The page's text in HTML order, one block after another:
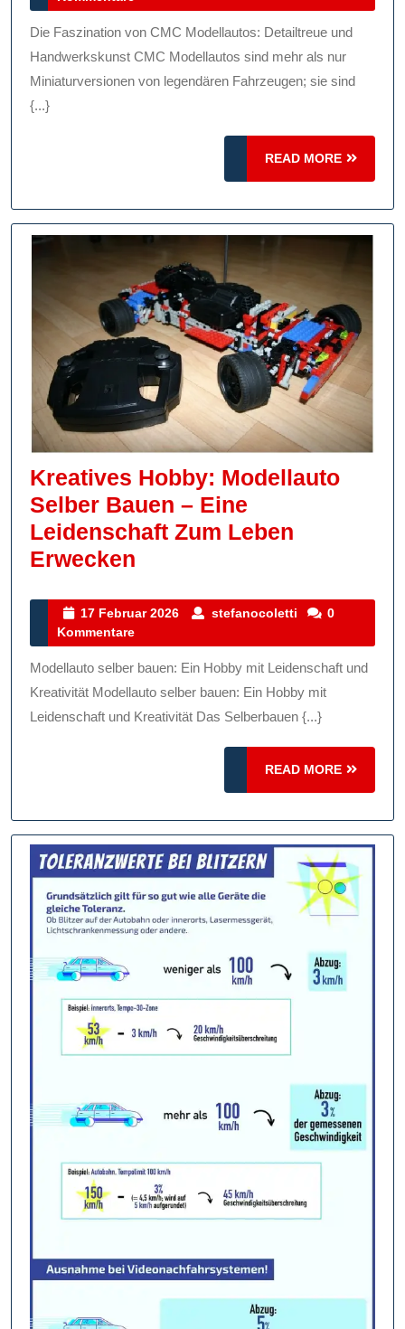
CMC
Modellautos:
Handwerkskunst
Detailtreue
2026
Die Faszination von CMC Modellautos: Detailtreue und
Handwerkskunst CMC Modellautos sind mehr als nur
Miniaturversionen von legendären Fahrzeugen; sie sind
{...}
READ MORE
READ
MORE
Kreatives Hobby: Modellauto
Selber Bauen – Eine
Leidenschaft Zum Leben
Erwecken
Modellauto
Bauen
–
Eine
Leidenschaft
Erwecken
17 Februar 2026
17
2026
stefanocoletti stefanocoletti
0
Kommentare
Modellauto selber bauen: Ein Hobby mit Leidenschaft und
Kreativität Modellauto selber bauen: Ein Hobby mit
Leidenschaft und Kreativität Das Selberbauen {...}
READ MORE
READ
MORE